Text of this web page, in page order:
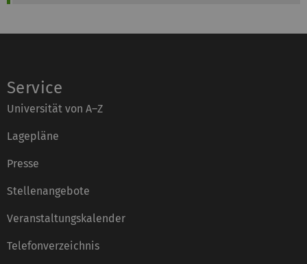
Service
Universität von A–Z
Lagepläne
Presse
Stellenangebote
Veranstaltungskalender
Telefonverzeichnis